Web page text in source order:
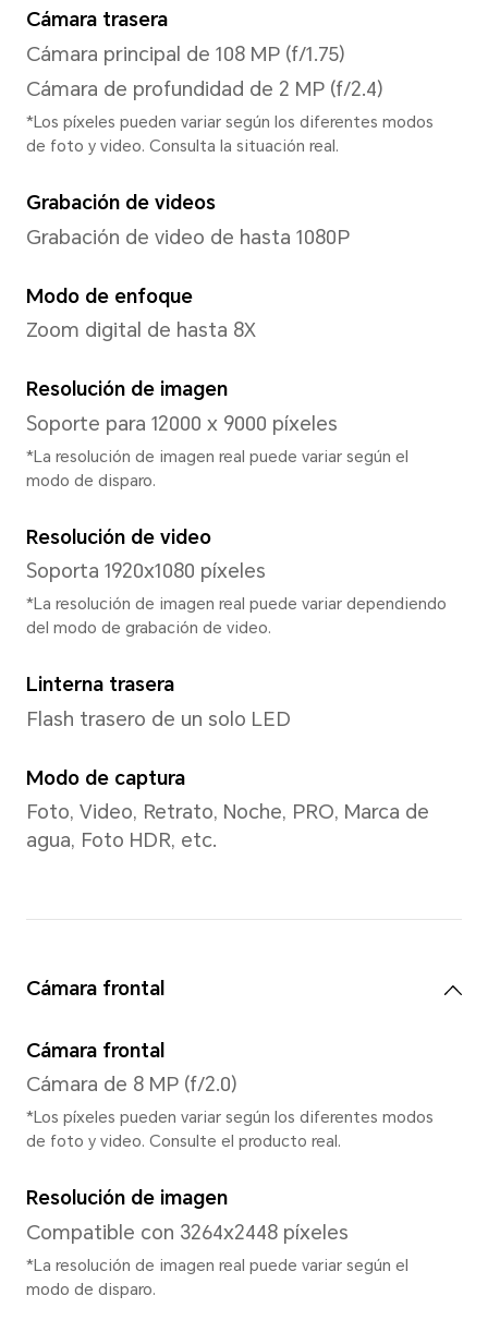
Brightness
850 nits (HBM) / 700 nits
Procesador
Modelo de CPU
Qualcomm Snapdragon 685
Tipo de CPU
Ocho núcleos
Frecuencia dominante de
4xCortex-A73 2,8 GHz +
GPU
Adreno GPU A610
Sistema